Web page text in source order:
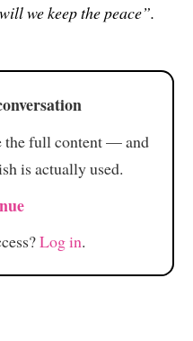
we keep the peace”.
the full content — and
is actually used.
Log in.